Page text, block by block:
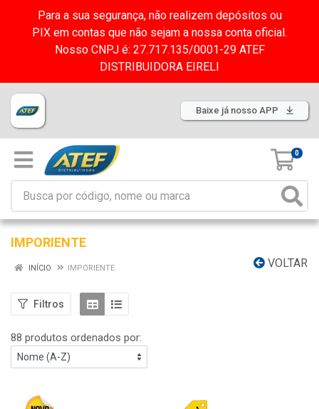
Para a sua segurança, não realizem depósitos ou
PIX em contas que não sejam a nossa conta oficial.
Nosso CNPJ é: 27.717.135/0001-29 ATEF
DISTRIBUIDORA EIRELI
Baixe já nosso APP
0
IMPORIENTE
VOLTAR
INÍCIO IMPORIENTE
Filtros
88 produtos ordenados por: